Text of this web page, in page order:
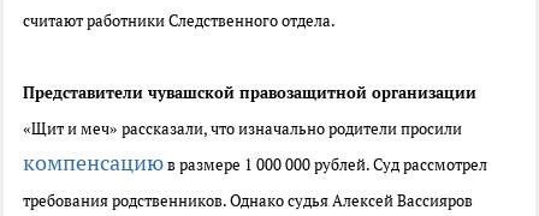
считают работники Следственного отдела.
Представители чувашской правозащитной организации
«Щит и меч» рассказали, что изначально родители просили
компенсациюв размере 1 000 000 рублей.Суд рассмотрел
требованияродственников. Однакосудья Алексей Вассияров